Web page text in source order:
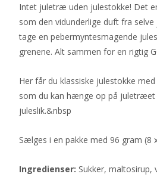
Intet juletræ uden julestokke! Det
som den vidunderlige duft fra
tage en pebermyntesmagende
grenene. Alt sammen for en rigtig
Her får du klassiske julestokke
som du kan hænge op på juletræet
juleslik.&nbsp
Sælges i en pakke med 96 gram (8
Ingredienser: Sukker, maltosirup,